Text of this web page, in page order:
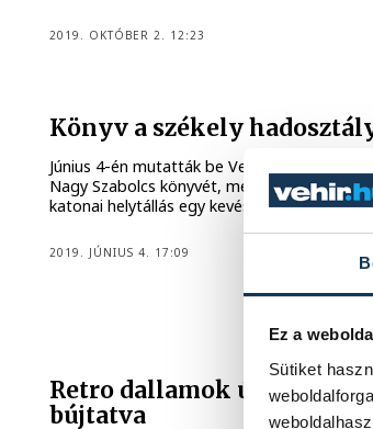
Ez a
Sütiket
2019. OKTÓBER 2. 12:23
Könyv a székely
Június 4-én mutatták be Veszprémben
Nagy Szabolcs könyvét, mely tárgyilagosan
katonai helytállás egy kevéssé ismert
2019. JÚNIUS 4. 17:09
Retro dallamok új
bújtatva